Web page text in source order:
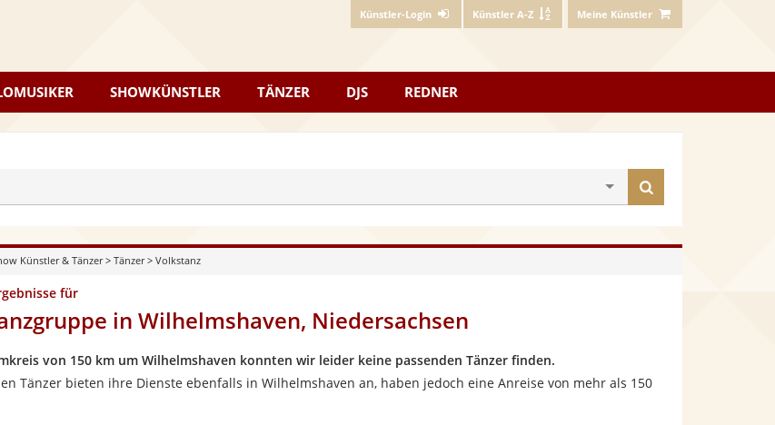
Künstler-Login Künstler A-Z Meine Künstler
SHOWKÜNSTLER TÄNZER DJS REDNER
finden
Künstler & Tänzer> Tänzer> Volkstanz
für
in Wilhelmshaven, Niedersachsen
von 150 km um Wilhelmshaven konnten wir leider keine passenden Tänzer finden.
Tänzer bieten ihre Dienste ebenfalls in Wilhelmshaven an, haben jedoch eine Anreise von mehr als 150